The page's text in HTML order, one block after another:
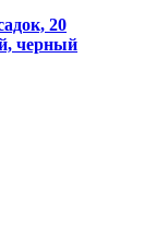
20
черный